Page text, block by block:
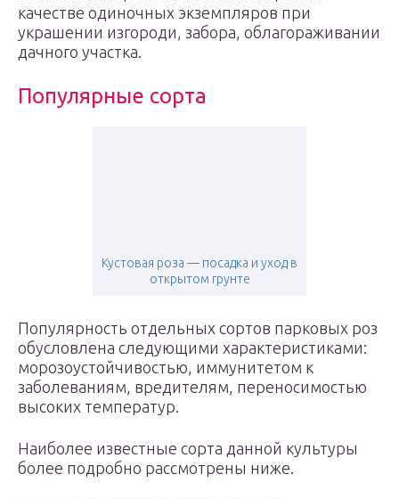
качестве одиночных экземпляров при
украшении изгороди, забора, облагораживании
дачного участка.
Популярные сорта
Кустовая роза — посадка и уход в
открытом грунте
Популярность отдельных сортов парковых роз
обусловлена следующими характеристиками:
морозоустойчивостью, иммунитетом к
заболеваниям, вредителям, переносимостью
высоких температур.
Наиболее известные сорта данной культуры
более подробно рассмотрены ниже.